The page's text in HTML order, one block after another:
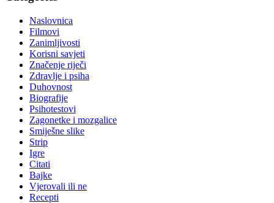
Naslovnica
Filmovi
Zanimljivosti
Korisni savjeti
Značenje riječi
Zdravlje i psiha
Duhovnost
Biografije
Psihotestovi
Zagonetke i mozgalice
Smiješne slike
Strip
Igre
Citati
Bajke
Vjerovali ili ne
Recepti